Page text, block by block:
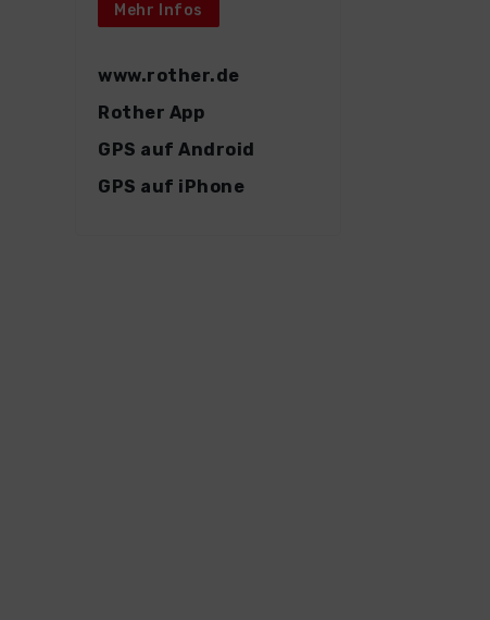
Mehr Infos
www.rother.de
Rother App
GPS auf Android
GPS auf iPhone